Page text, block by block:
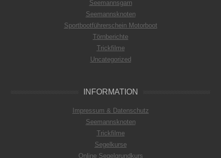
Seemannsgarn
Seemannsknoten
Sportbootführerschein Motorboot
Törnberichte
Trickfilme
Uncategorized
INFORMATION
Impressum & Datenschutz
Seemannsknoten
Trickfilme
Segelkurse
Online Segelgrundkurs